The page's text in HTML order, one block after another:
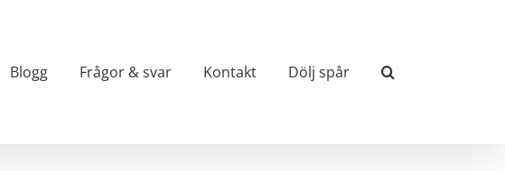
Blogg Frågor & svar Kontakt Dölj spår